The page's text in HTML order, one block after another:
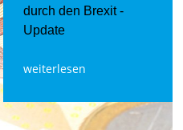
durch den Brexit -
Update
weiterlesen